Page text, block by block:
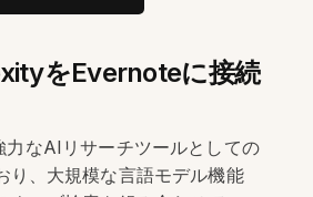
をEvernoteに接続
なAIリサーチツールとしての
り、大規模な言語モデル機能